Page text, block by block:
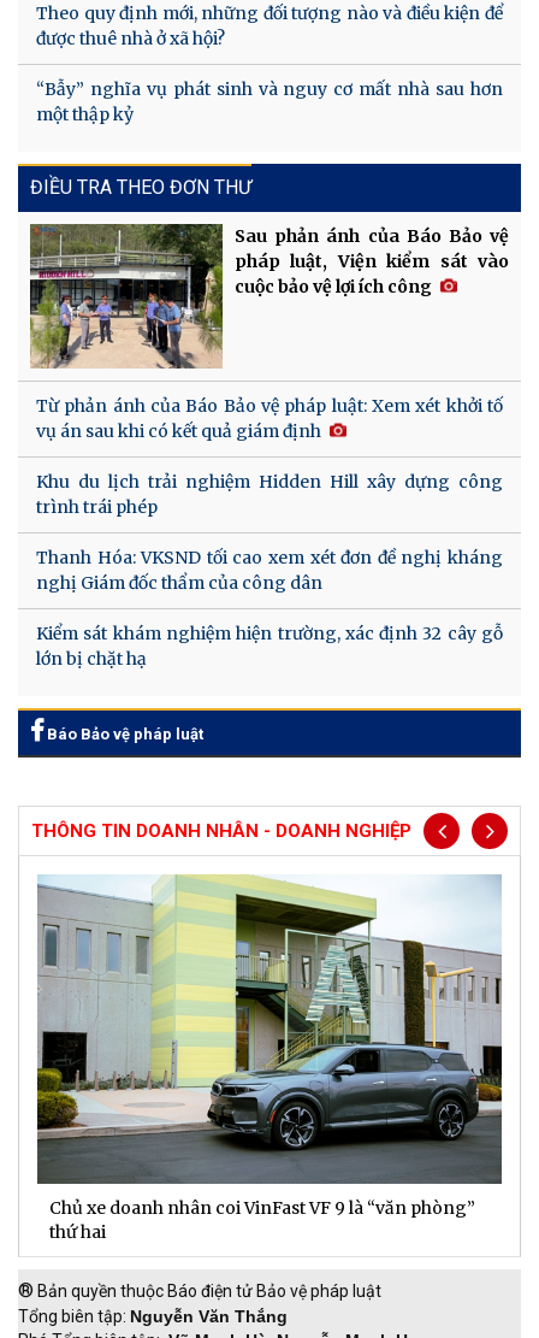
Theo quy định mới, những đối tượng nào và điều kiện để
được thuê nhà ở xã hội?
“Bẫy” nghĩa vụ phát sinh và nguy cơ mất nhà sau hơn
một thập kỷ
ĐIỀU TRA THEO ĐƠN THƯ
Sau phản ánh của Báo Bảo vệ
pháp luật, Viện kiểm sát vào
cuộc bảo vệ lợi ích công
Từ phản ánh của Báo Bảo vệ pháp luật: Xem xét khởi tố
vụ án sau khi có kết quả giám định
Khu du lịch trải nghiệm Hidden Hill xây dựng công
trình trái phép
Thanh Hóa: VKSND tối cao xem xét đơn đề nghị kháng
nghị Giám đốc thẩm của công dân
Kiểm sát khám nghiệm hiện trường, xác định 32 cây gỗ
lớn bị chặt hạ
Báo Bảo vệ pháp luật
THÔNG TIN DOANH NHÂN - DOANH NGHIỆP
Chủ xe doanh nhân coi VinFast VF 9 là “văn phòng”
thứ hai
® Bản quyền thuộc Báo điện tử Bảo vệ pháp luật
Tổng biên tập: Nguyễn Văn Thắng